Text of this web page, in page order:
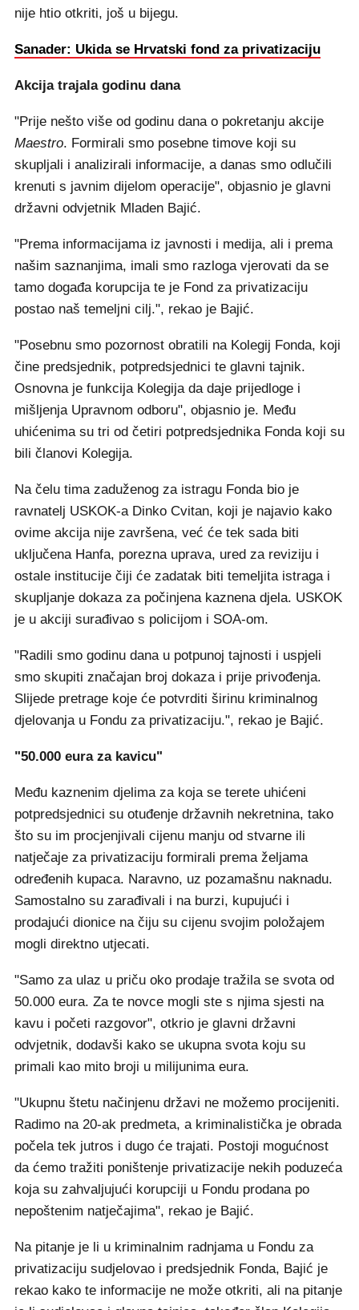
nije htio otkriti, još u bijegu.
Sanader: Ukida se Hrvatski fond za privatizaciju
Akcija trajala godinu dana
"Prije nešto više od godinu dana o pokretanju akcije
Maestro. Formirali smo posebne timove koji su
skupljali i analizirali informacije, a danas smo odlučili
krenuti s javnim dijelom operacije", objasnio je glavni
državni odvjetnik Mladen Bajić.
"Prema informacijama iz javnosti i medija, ali i prema
našim saznanjima, imali smo razloga vjerovati da se
tamo događa korupcija te je Fond za privatizaciju
postao naš temeljni cilj.", rekao je Bajić.
"Posebnu smo pozornost obratili na Kolegij Fonda, koji
čine predsjednik, potpredsjednici te glavni tajnik.
Osnovna je funkcija Kolegija da daje prijedloge i
mišljenja Upravnom odboru", objasnio je. Među
uhićenima su tri od četiri potpredsjednika Fonda koji su
bili članovi Kolegija.
Na čelu tima zaduženog za istragu Fonda bio je
ravnatelj USKOK-a Dinko Cvitan, koji je najavio kako
ovime akcija nije završena, već će tek sada biti
uključena Hanfa, porezna uprava, ured za reviziju i
ostale institucije čiji će zadatak biti temeljita istraga i
skupljanje dokaza za počinjena kaznena djela. USKOK
je u akciji surađivao s policijom i SOA-om.
"Radili smo godinu dana u potpunoj tajnosti i uspjeli
smo skupiti značajan broj dokaza i prije privođenja.
Slijede pretrage koje će potvrditi širinu kriminalnog
djelovanja u Fondu za privatizaciju.", rekao je Bajić.
"50.000 eura za kavicu"
Među kaznenim djelima za koja se terete uhićeni
potpredsjednici su otuđenje državnih nekretnina, tako
što su im procjenjivali cijenu manju od stvarne ili
natječaje za privatizaciju formirali prema željama
određenih kupaca. Naravno, uz pozamašnu naknadu.
Samostalno su zarađivali i na burzi, kupujući i
prodajući dionice na čiju su cijenu svojim položajem
mogli direktno utjecati.
"Samo za ulaz u priču oko prodaje tražila se svota od
50.000 eura. Za te novce mogli ste s njima sjesti na
kavu i početi razgovor", otkrio je glavni državni
odvjetnik, dodavši kako se ukupna svota koju su
primali kao mito broji u milijunima eura.
"Ukupnu štetu načinjenu državi ne možemo procijeniti.
Radimo na 20-ak predmeta, a kriminalistička je obrada
počela tek jutros i dugo će trajati. Postoji mogućnost
da ćemo tražiti poništenje privatizacije nekih poduzeća
koja su zahvaljujući korupciji u Fondu prodana po
nepoštenim natječajima", rekao je Bajić.
Na pitanje je li u kriminalnim radnjama u Fondu za
privatizaciju sudjelovao i predsjednik Fonda, Bajić je
rekao kako te informacije ne može otkriti, ali na pitanje